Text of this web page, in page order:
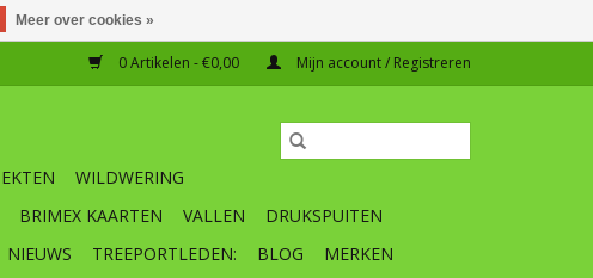
0 Artikelen - €0,00 Mijn account / Registreren
WILDWERING
BRIMEX KAARTEN VALLEN
DRUKSPUITEN
NIEUWS TREEPORTLEDEN: BLOG MERKEN
Meer over cookies »